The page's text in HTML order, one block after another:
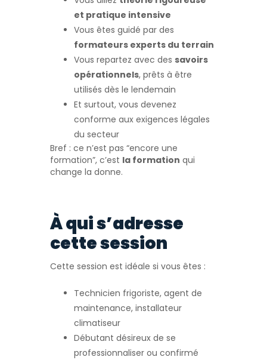
et pratique intensive
Vous êtes guidé par des
formateurs experts du terrain
Vous repartez avec des savoirs
opérationnels, prêts à être
utilisés dès le lendemain
Et surtout, vous devenez
conforme aux exigences légales
du secteur
Bref : ce n’est pas “encore une
formation”, c’est la formation qui
change la donne.
À qui s’adresse
cette session
Cette session est idéale si vous êtes :
Technicien frigoriste, agent de
maintenance, installateur
climatiseur
Débutant désireux de se
professionnaliser ou confirmé